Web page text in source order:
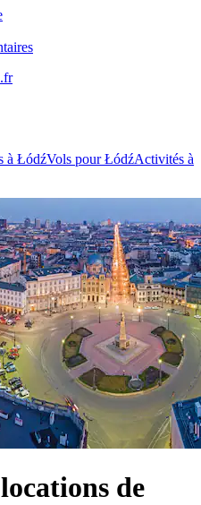
à ŁódźVols pour ŁódźActivités à
de